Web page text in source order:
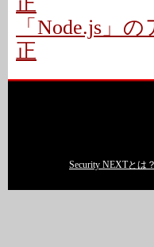
「Node.js」
正
Security NEXTとは？